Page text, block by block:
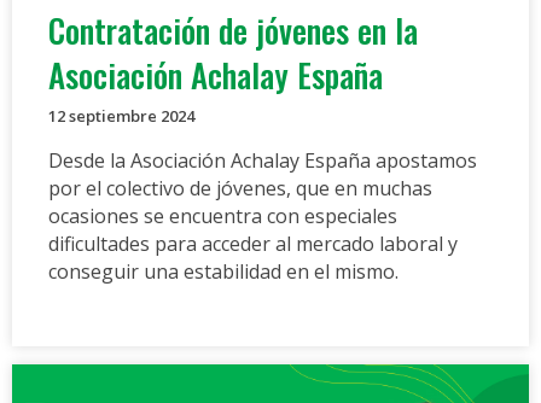
Contratación de jóvenes en la
Asociación Achalay España
12 septiembre 2024
Desde la Asociación Achalay España apostamos
por el colectivo de jóvenes, que en muchas
ocasiones se encuentra con especiales
dificultades para acceder al mercado laboral y
conseguir una estabilidad en el mismo.